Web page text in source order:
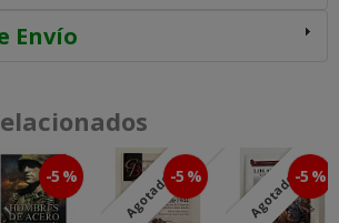
Envío
-5 % Agotado-5 % Agotado-5 %